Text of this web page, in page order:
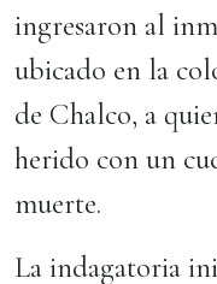
ingresaron al
ubicado en la
de Chalco, a
herido con un
muerte.
​La indagatoria